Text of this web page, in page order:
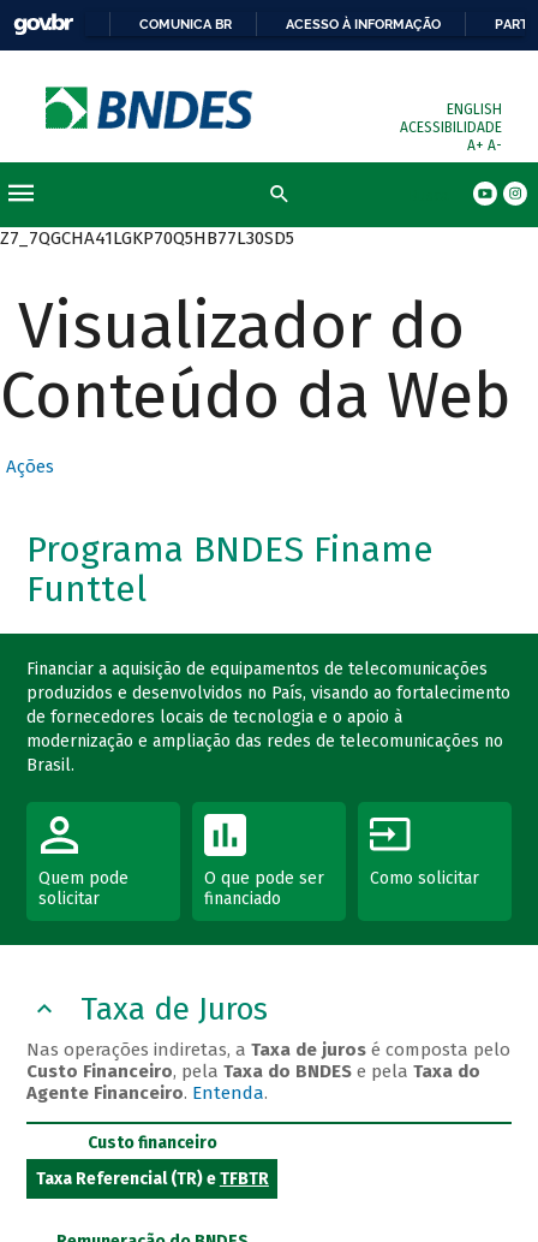
COMUNICA BR ACESSO À INFORMAÇÃO
ENGLISH
ACESSIBILIDADE
A+ A-
Z7_7QGCHA41LGKP70Q5HB77L30SD5
Visualizador do
Conteúdo da Web
Ações
Programa BNDES Finame
Funttel
Financiar a aquisição de equipamentos de telecomunicações
produzidos e desenvolvidos no País, visando ao fortalecimento
de fornecedores locais de tecnologia e o apoio à
modernização e ampliação das redes de telecomunicações no
Brasil.
Quem pode
solicitar
O que pode ser
financiado
Como solicitar
Taxa de Juros
Nas operações indiretas, aTaxa de juros é composta pelo
Custo Financeiro, pelaTaxa do BNDES e pelaTaxa do
Agente Financeiro. Entenda.
Custo financeiro
Taxa Referencial (TR) eTFBTR